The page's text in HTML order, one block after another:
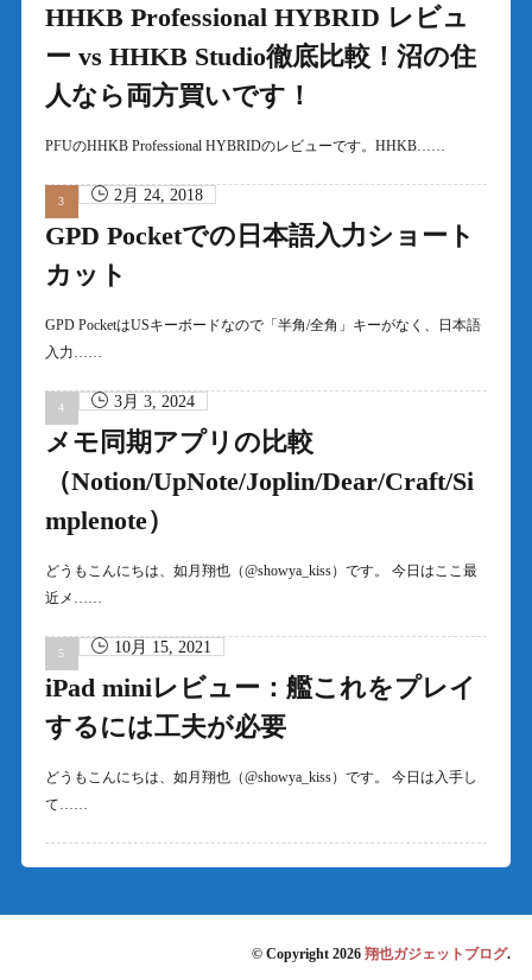
HHKB Professional HYBRID レビュ
ー vs HHKB Studio徹底比較！沼の住
人なら両方買いです！
PFUのHHKB Professional HYBRIDのレビューです。HHKB……
2月 24, 2018
GPD Pocketでの日本語入力ショート
カット
GPD PocketはUSキーボードなので「半角/全角」キーがなく、日本語
入力……
3月 3, 2024
メモ同期アプリの比較
（Notion/UpNote/Joplin/Dear/Craft/Si
mplenote）
どうもこんにちは、如月翔也（@showya_kiss）です。 今日はここ最
近メ……
10月 15, 2021
iPad miniレビュー：艦これをプレイ
するには工夫が必要
どうもこんにちは、如月翔也（@showya_kiss）です。 今日は入手し
て……
© Copyright 2026翔也ガジェットブログ.